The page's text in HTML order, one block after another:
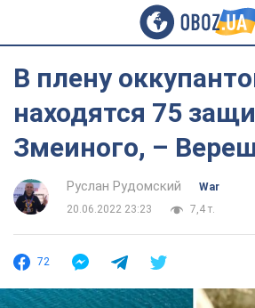
В плену
находятся 75
Змеиного, –
Руслан Рудомский
War
20.06.2022 23:23
7,4 т.
72